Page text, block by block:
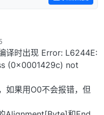
译时出现 Error: L6244E:
(0x0001429c) not
如果用O0不会报错，但